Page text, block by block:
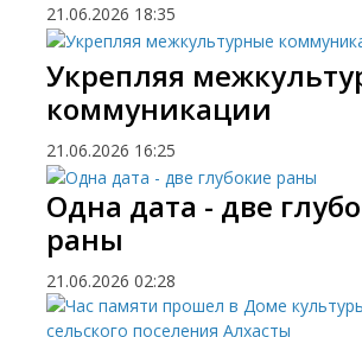
21.06.2026 18:35
Укрепляя
коммуникации
21.06.2026 16:25
Одна дата - две
раны
21.06.2026 02:28